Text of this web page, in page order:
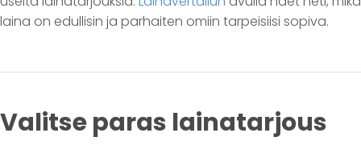
laina on edullisin ja parhaiten omiin tarpeisiisi sopiva.
Valitse paras lainatarjous